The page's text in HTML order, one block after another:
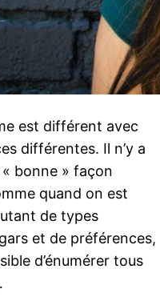
est différent avec
différentes. Il n’y a
« bonne » façon
quand on est
de types
et de préférences,
d’énumérer tous